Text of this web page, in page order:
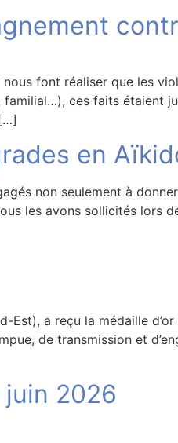
font réaliser que les
ces faits étaient
en
non seulement à
les avons sollicités lors
Est), a reçu la médaille
de transmission et
2026